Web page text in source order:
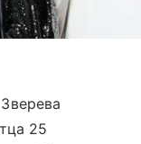
25